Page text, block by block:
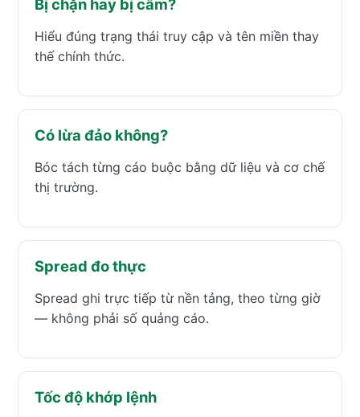
Bị chặn hay bị cấm?
Hiểu đúng trạng thái truy cập và tên miền thay
thế chính thức.
Có lừa đảo không?
Bóc tách từng cáo buộc bằng dữ liệu và cơ chế
thị trường.
Spread đo thực
Spread ghi trực tiếp từ nền tảng, theo từng giờ
— không phải số quảng cáo.
Tốc độ khớp lệnh